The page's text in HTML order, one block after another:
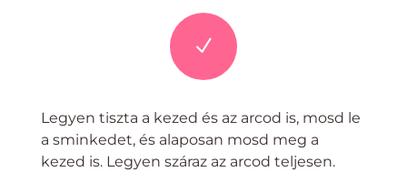
N
Legyen tiszta a kezed és az arcod is, mosd le
a sminkedet, és alaposan mosd meg a
kezed is. Legyen száraz az arcod teljesen.